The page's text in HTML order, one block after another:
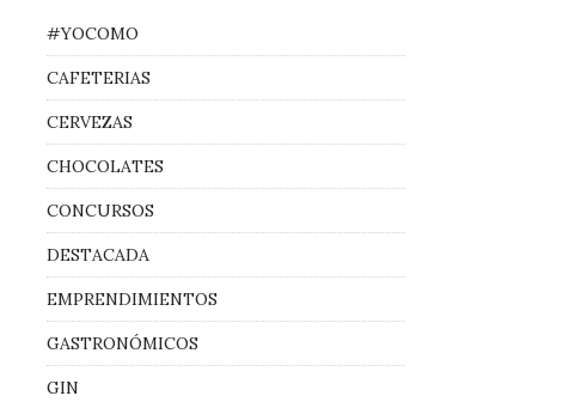
#YOCOMO
CAFETERIAS
CERVEZAS
CHOCOLATES
CONCURSOS
DESTACADA
EMPRENDIMIENTOS
GASTRONÓMICOS
GIN